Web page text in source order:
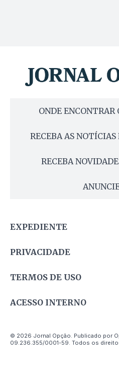
ONDE ENCONTRAR
RECEBA AS NOTÍCIAS
RECEBA
EXPEDIENTE
PRIVACIDADE
TERMOS DE USO
ACESSO INTERNO
© 2026 Jornal Opção. Publicado por
09.236.355/0001-59. Todos os